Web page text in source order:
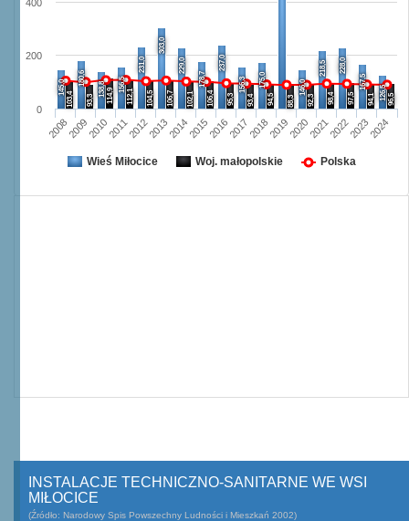
145,0
180,6
138,8 156,5
231,0
303,0
229,0
178,7
237,0
156,3
175,0 146,0
218,5
228,0
167,5
126,5
103,4 93,3 114,9 112,1 104,5 106,7 102,1 106,4 95,3 93,4 94,5 88,3 92,3 98,4 97,5 94,1 96,5
20082009201020112012201320142015201620172018201920202021202220232024
0
200
400
Wieś Miłocice Woj. małopolskie Polska
INSTALACJE TECHNICZNO-SANITARNE WE WSI
MIŁOCICE
(Źródło: Narodowy Spis Powszechny Ludności i Mieszkań 2002)